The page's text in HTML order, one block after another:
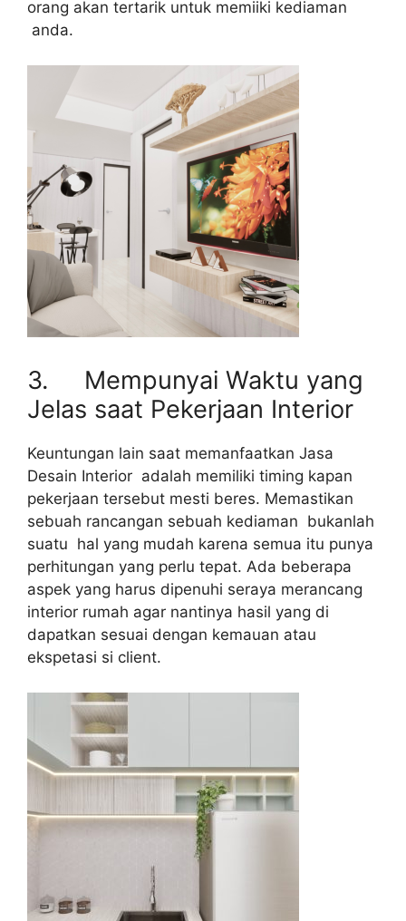
orang akan tertarik untuk memiiki kediaman
anda.
3. Mempunyai Waktu yang
Jelas saat Pekerjaan Interior
Keuntungan lain saat memanfaatkan Jasa
Desain Interior adalah memiliki timing kapan
pekerjaan tersebut mesti beres. Memastikan
sebuah rancangan sebuah kediaman bukanlah
suatu hal yang mudah karena semua itu punya
perhitungan yang perlu tepat. Ada beberapa
aspek yang harus dipenuhi seraya merancang
interior rumah agar nantinya hasil yang di
dapatkan sesuai dengan kemauan atau
ekspetasi si client.